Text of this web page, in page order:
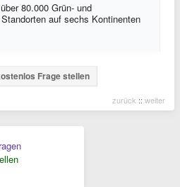
80.000 Grün- und
auf sechs Kontinenten
Frage stellen
zurück :: weiter